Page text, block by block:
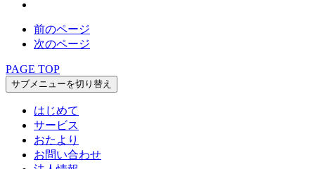
前のページ
次のページ
PAGE TOP
サブメニューを切り替え
はじめて
サービス
おたより
お問い合わせ